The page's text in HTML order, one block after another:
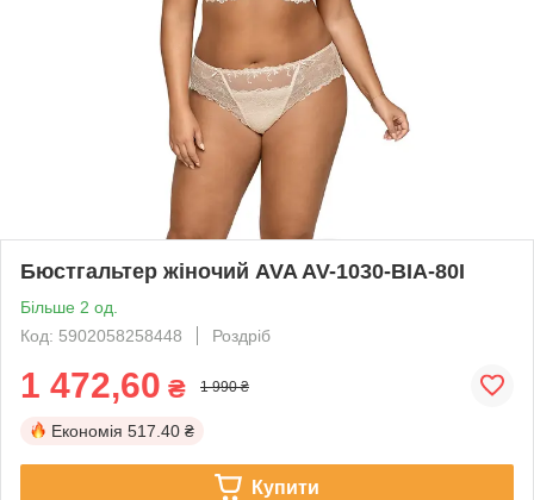
Бюстгальтер жіночий AVA AV-1030-BIA-80I
Більше 2 од.
Код: 5902058258448
Роздріб
1 472,60 ₴ 1 990 ₴
Економія 517.40 ₴
Купити